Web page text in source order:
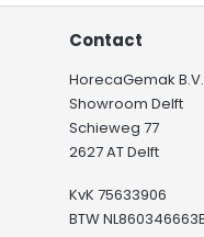
Contact
HorecaGemak B.V.
Showroom Delft
Schieweg 77
2627 AT Delft
KvK 75633906
BTW